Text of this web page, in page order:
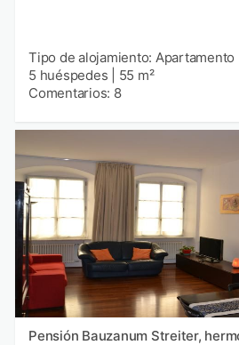
Tipo de alojamiento: Apartamento
5 huéspedes
55 m²
Comentarios: 8
Pensión Bauzanum Streiter,